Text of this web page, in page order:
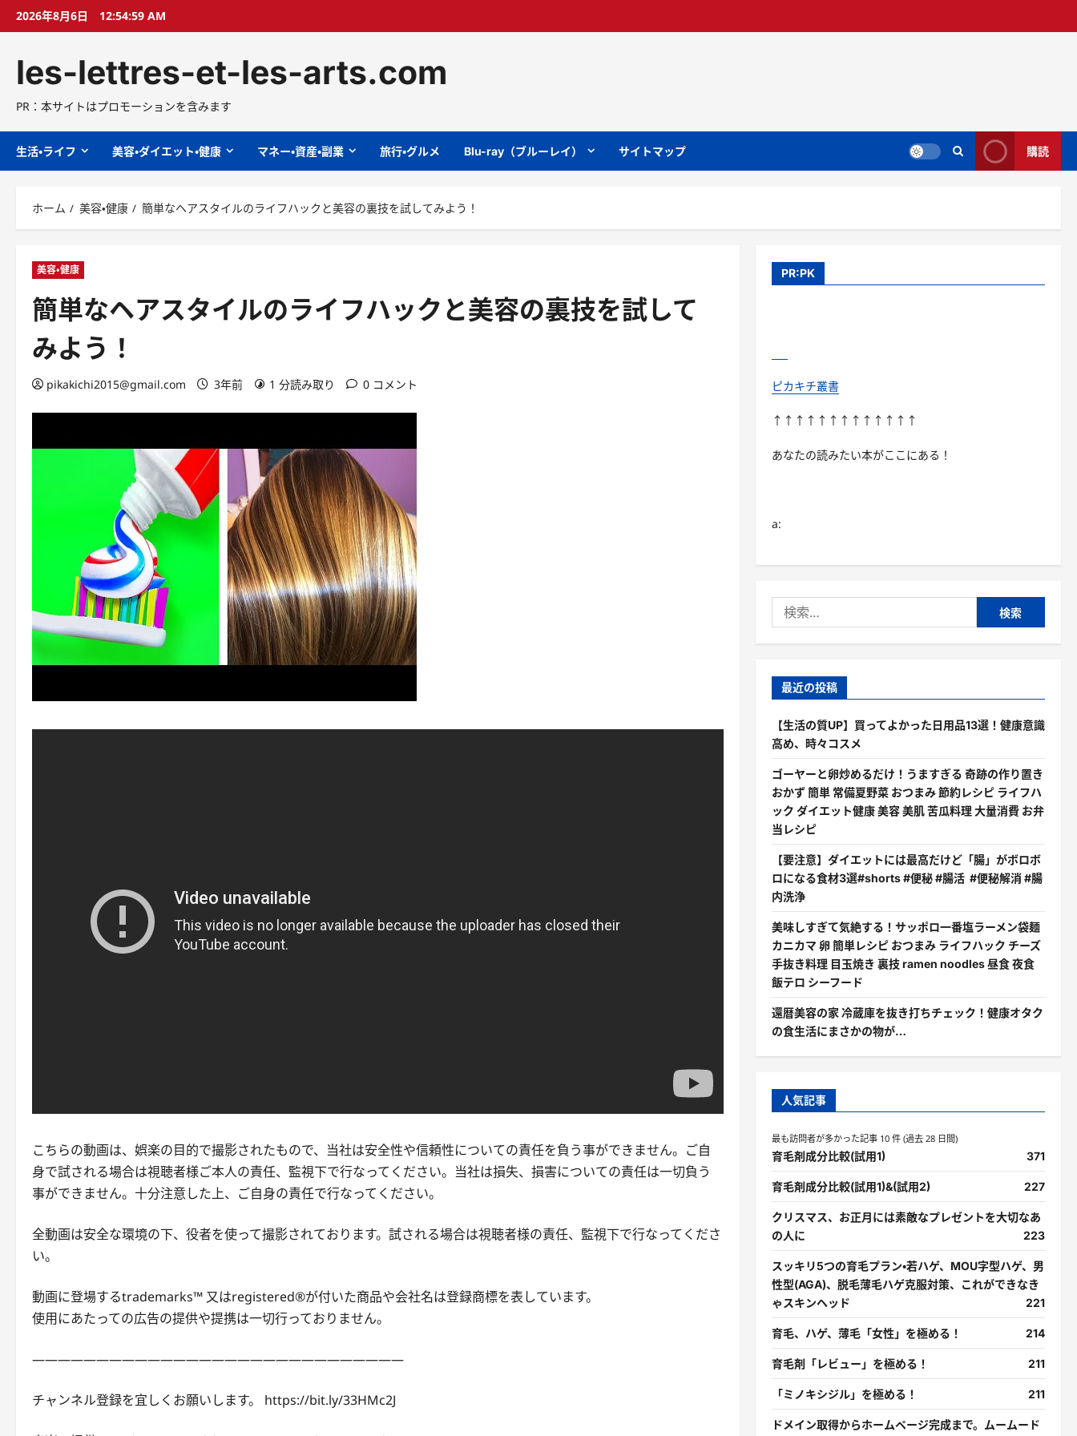
プ
2026年8月6日 12:55:00 AM
les-lettres-et-les-arts.com
PR：本サイトはプロモーションを含みます
生活・ライフ 美容・ダイエット・健康 マネー・資産・副業 旅行・グルメ Blu-ray（ブルーレイ） サイトマップ 購読
ホーム 美容・健康 簡単なヘアスタイルのライフハックと美容の裏技を試してみよう！
美容・健康
簡単なヘアスタイルのライフハックと美容の裏技を試して
みよう！
pikakichi2015@gmail.com 3年前 1 分読み取り 0 コメント
こちらの動画は、娯楽の目的で撮影されたもので、当社は安全性や信頼性についての責任を負う事ができません。ご自
身で試される場合は視聴者様ご本人の責任、監視下で行なってください。当社は損失、損害についての責任は一切負う
事ができません。十分注意した上、ご自身の責任で行なってください。
全動画は安全な環境の下、役者を使って撮影されております。試される場合は視聴者様の責任、監視下で行なってくださ
い。
動画に登場するtrademarks™ 又はregistered®が付いた商品や会社名は登録商標を表しています。
使用にあたっての広告の提供や提携は一切行っておりません。
—————————————————————————————
チャンネル登録を宜しくお願いします。 https://bit.ly/33HMc2J
PR:PK
ピカキチ叢書
↑↑↑↑↑↑↑↑↑↑↑↑↑
あなたの読みたい本がここにある！
a:
索:
最近の投稿
【生活の質UP】買ってよかった日用品13選！健康意識
高め、時々コスメ
ゴーヤーと卵炒めるだけ！うますぎる 奇跡の作り置き
おかず 簡単 常備夏野菜 おつまみ 節約レシピ ライフハ
ック ダイエット健康 美容 美肌 苦瓜料理 大量消費 お弁
当レシピ
【要注意】ダイエットには最高だけど「腸」がボロボ
ロになる食材3選#shorts #便秘 #腸活 #便秘解消 #腸
内洗浄
美味しすぎて気絶する！サッポロ一番塩ラーメン袋麺
カニカマ 卵 簡単レシピ おつまみ ライフハック チーズ
手抜き料理 目玉焼き 裏技 ramen noodles 昼食 夜食
飯テロ シーフード
還暦美容の家 冷蔵庫を抜き打ちチェック！健康オタク
の食生活にまさかの物が…
人気記事
最も訪問者が多かった記事 10 件 (過去 28 日間)
育毛剤成分比較(試用1) 371
育毛剤成分比較(試用1)&(試用2) 227
クリスマス、お正月には素敵なプレゼントを大切なあ
の人に
223
スッキリ5つの育毛プラン・若ハゲ、MOU字型ハゲ、男
性型(AGA)、脱毛薄毛ハゲ克服対策、これができなき
ゃスキンヘッド
221
育毛、ハゲ、薄毛「女性」を極める！ 214
育毛剤「レビュー」を極める！ 211
「ミノキシジル」を極める！ 211
ドメイン取得からホームページ完成まで。ムームード